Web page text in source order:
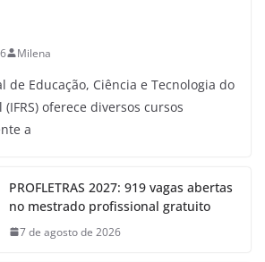
Milena
de Educação, Ciência e Tecnologia do
oferece diversos cursos
a
PROFLETRAS 2027: 919 vagas abertas
no mestrado profissional gratuito
7 de agosto de 2026